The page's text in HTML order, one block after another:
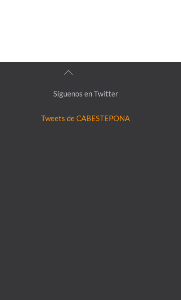
Back
Top
Síguenos en Twitter
Tweets de CABESTEPONA